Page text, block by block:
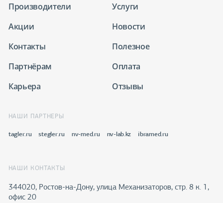
Производители
Услуги
Акции
Новости
Контакты
Полезное
Партнёрам
Оплата
Карьера
Отзывы
НАШИ ПАРТНЕРЫ
tagler.ru stegler.ru nv-med.ru nv-lab.kz ibramed.ru
НАШИ КОНТАКТЫ
344020, Ростов-на-Дону​, улица Механизаторов, стр. 8 к. 1,
офис 20